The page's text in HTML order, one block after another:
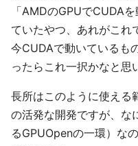
「AMDのGPUでCUDA
ていたやつ、あれがこれ
今CUDAで動いているも
ったらこれ一択かなと思
長所はこのように使える
の活発な開発ですが、な
るGPUOpenの一環）な